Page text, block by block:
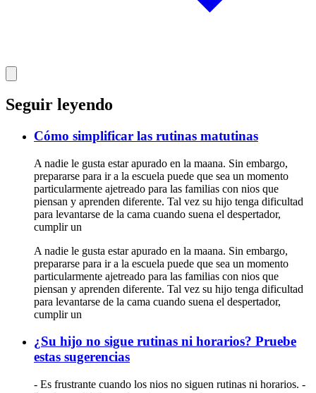
Seguir leyendo
Cómo simplificar las rutinas matutinas
A nadie le gusta estar apurado en la maana. Sin embargo,
prepararse para ir a la escuela puede que sea un momento
particularmente ajetreado para las familias con nios que
piensan y aprenden diferente. Tal vez su hijo tenga dificultad
para levantarse de la cama cuando suena el despertador,
cumplir un
A nadie le gusta estar apurado en la maana. Sin embargo,
prepararse para ir a la escuela puede que sea un momento
particularmente ajetreado para las familias con nios que
piensan y aprenden diferente. Tal vez su hijo tenga dificultad
para levantarse de la cama cuando suena el despertador,
cumplir un
¿Su hijo no sigue rutinas ni horarios? Pruebe
estas sugerencias
- Es frustrante cuando los nios no siguen rutinas ni horarios. -